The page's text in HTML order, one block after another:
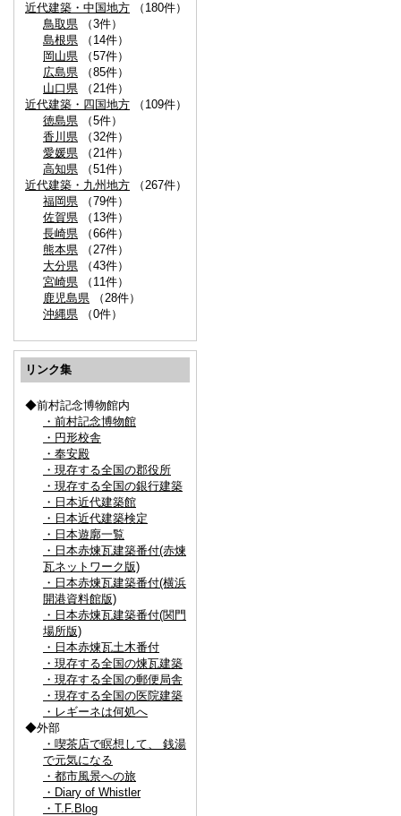
近代建築・中国地方 （180件）
鳥取県 （3件）
島根県 （14件）
岡山県 （57件）
広島県 （85件）
山口県 （21件）
近代建築・四国地方 （109件）
徳島県 （5件）
香川県 （32件）
愛媛県 （21件）
高知県 （51件）
近代建築・九州地方 （267件）
福岡県 （79件）
佐賀県 （13件）
長崎県 （66件）
熊本県 （27件）
大分県 （43件）
宮崎県 （11件）
鹿児島県 （28件）
沖縄県 （0件）
リンク集
◆前村記念博物館内
・前村記念博物館
・円形校舎
・奉安殿
・現存する全国の郡役所
・現存する全国の銀行建築
・日本近代建築館
・日本近代建築検定
・日本遊廓一覧
・日本赤煉瓦建築番付(赤煉
瓦ネットワーク版)
・日本赤煉瓦建築番付(横浜
開港資料館版)
・日本赤煉瓦建築番付(関門
場所版)
・日本赤煉瓦土木番付
・現存する全国の煉瓦建築
・現存する全国の郵便局舎
・現存する全国の医院建築
・レギーネは何処へ
◆外部
・喫茶店で瞑想して、 銭湯
で元気になる
・都市風景への旅
・Diary of Whistler
・T.F.Blog